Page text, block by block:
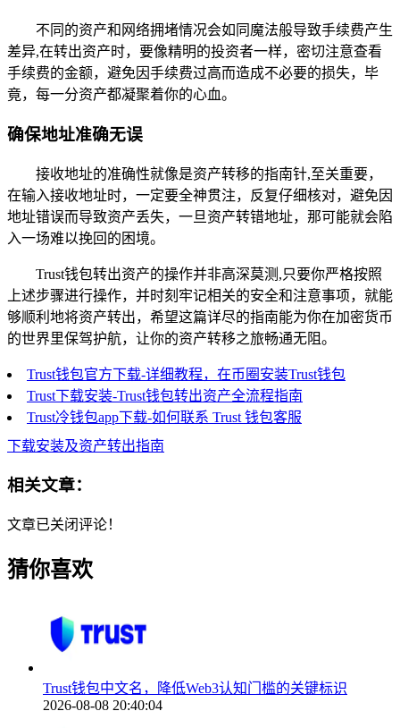
不同的资产和网络拥堵情况会如同魔法般导致手续费产生
差异,在转出资产时，要像精明的投资者一样，密切注意查看
手续费的金额，避免因手续费过高而造成不必要的损失，毕
竟，每一分资产都凝聚着你的心血。
确保地址准确无误
接收地址的准确性就像是资产转移的指南针,至关重要，
在输入接收地址时，一定要全神贯注，反复仔细核对，避免因
地址错误而导致资产丢失，一旦资产转错地址，那可能就会陷
入一场难以挽回的困境。
Trust钱包转出资产的操作并非高深莫测,只要你严格按照
上述步骤进行操作，并时刻牢记相关的安全和注意事项，就能
够顺利地将资产转出，希望这篇详尽的指南能为你在加密货币
的世界里保驾护航，让你的资产转移之旅畅通无阻。
Trust钱包官方下载-详细教程，在币圈安装Trust钱包
Trust下载安装-Trust钱包转出资产全流程指南
Trust冷钱包app下载-如何联系 Trust 钱包客服
下载安装及资产转出指南
相关文章：
文章已关闭评论！
猜你喜欢
Trust钱包中文名，降低Web3认知门槛的关键标识
2026-08-08 20:40:04